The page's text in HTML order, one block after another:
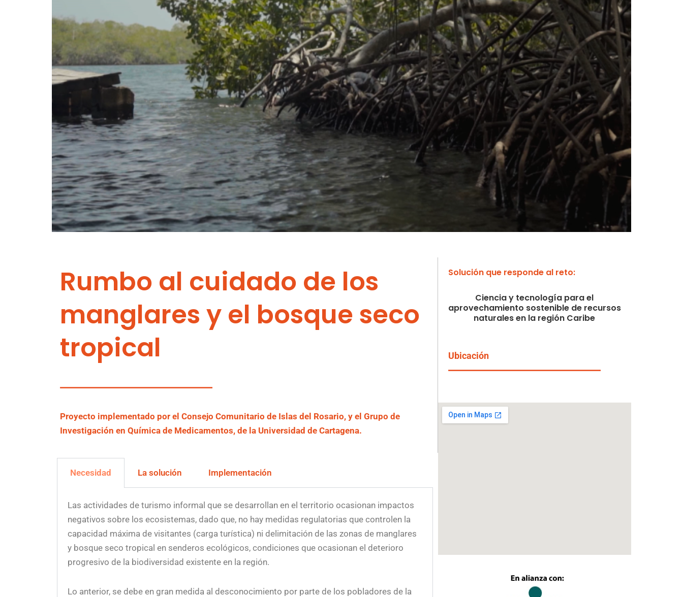
Rumbo al cuidado de los
manglares y el bosque seco
tropical
Proyecto implementado por el Consejo Comunitario de Islas del Rosario, y el Grupo de
Investigación en Química de Medicamentos, de la Universidad de Cartagena.
Necesidad La solución Implementación
Las actividades de turismo informal que se desarrollan en el territorio ocasionan impactos
negativos sobre los ecosistemas, dado que, no hay medidas regulatorias que controlen la
capacidad máxima de visitantes (carga turística) ni delimitación de las zonas de manglares
y bosque seco tropical en senderos ecológicos, condiciones que ocasionan el deterioro
progresivo de la biodiversidad existente en la región.
Lo anterior, se debe en gran medida al desconocimiento por parte de los pobladores de la
Solución que responde al reto:
Ciencia y tecnología para el
aprovechamiento sostenible de recursos
naturales en la región Caribe
Ubicación